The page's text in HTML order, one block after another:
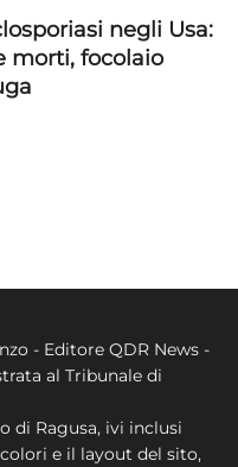
negli Usa:
morti, focolaio
- Editore QDR News -
al Tribunale di
di Ragusa, ivi inclusi
e il layout del sito,